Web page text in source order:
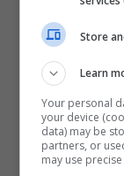
Store
Learn
Your personal
your device
data) may be
partners, or
may use